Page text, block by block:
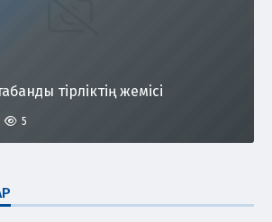
тірліктің жемісі
5